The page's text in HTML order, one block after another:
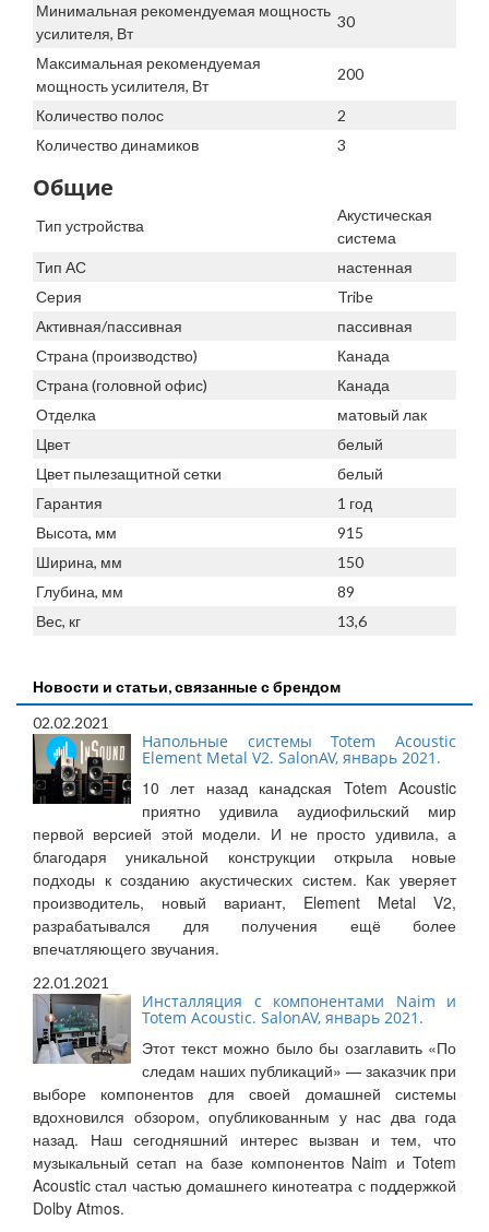
Минимальная рекомендуемая мощность
усилителя, Вт
30
Максимальная рекомендуемая
мощность усилителя, Вт
200
Количество полос
2
Количество динамиков
3
Общие
Тип устройства
Акустическая
система
Тип АС
настенная
Серия
Tribe
Активная/пассивная
пассивная
Страна (производство)
Канада
Страна (головной офис)
Канада
Отделка
матовый лак
Цвет
белый
Цвет пылезащитной сетки
белый
Гарантия
1 год
Высота, мм
915
Ширина, мм
150
Глубина, мм
89
Вес, кг
13,6
Новости и статьи, связанные с брендом
02.02.2021
Напольные системы Totem Acoustic
Element Metal V2. SalonAV, январь 2021.
10 лет назад канадская Totem Acoustic
приятно удивила аудиофильский мир
первой версией этой модели. И не просто удивила, а
благодаря уникальной конструкции открыла новые
подходы к созданию акустических систем. Как уверяет
производитель, новый вариант, Element Metal V2,
разрабатывался для получения ещё более
впечатляющего звучания.
22.01.2021
Инсталляция с компонентами Naim и
Totem Acoustic. SalonAV, январь 2021.
Этот текст можно было бы озаглавить «По
следам наших публикаций» — заказчик при
выборе компонентов для своей домашней системы
вдохновился обзором, опубликованным у нас два года
назад. Наш сегодняшний интерес вызван и тем, что
музыкальный сетап на базе компонентов Naim и Totem
Acoustic стал частью домашнего кинотеатра с поддержкой
Dolby Atmos.